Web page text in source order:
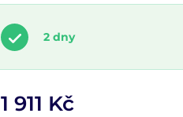
2 dny
1 911 Kč